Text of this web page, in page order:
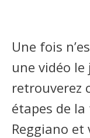
Une fois
une vidéo
retrouverez
étapes de
Reggiano